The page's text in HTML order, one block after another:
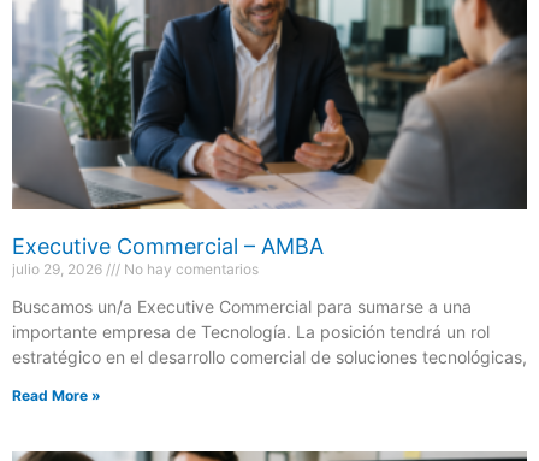
Executive Commercial – AMBA
julio 29, 2026 No hay comentarios
Buscamos un/a Executive Commercial para sumarse a una
importante empresa de Tecnología. La posición tendrá un rol
estratégico en el desarrollo comercial de soluciones tecnológicas,
Read More »